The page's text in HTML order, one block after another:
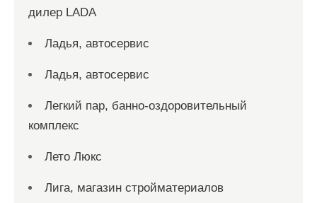
дилер LADA
Ладья, автосервис
Ладья, автосервис
Легкий пар, банно-оздоровительный
комплекс
Лето Люкс
Лига, магазин стройматериалов